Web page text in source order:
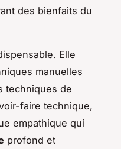
des bienfaits du
Elle
manuelles
techniques de
faire technique,
empathique qui
profond et